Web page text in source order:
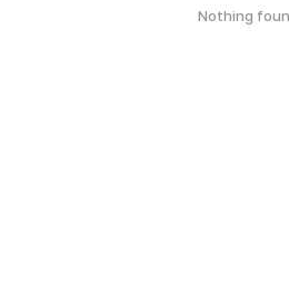
Nothing